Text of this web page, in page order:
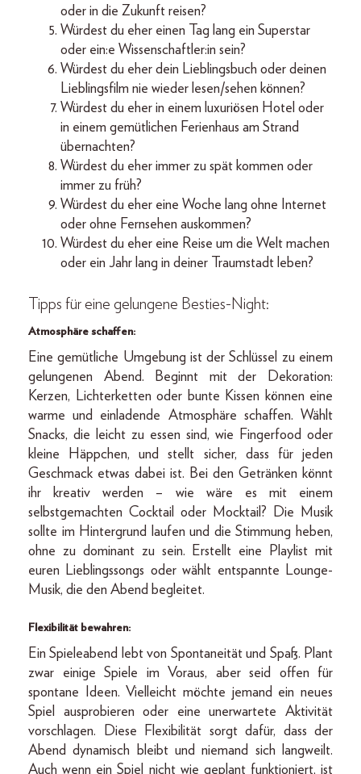
oder in die Zukunft reisen?
Würdest du eher einen Tag lang ein Superstar
oder ein:e Wissenschaftler:in sein?
Würdest du eher dein Lieblingsbuch oder deinen
Lieblingsfilm nie wieder lesen/sehen können?
Würdest du eher in einem luxuriösen Hotel oder
in einem gemütlichen Ferienhaus am Strand
übernachten?
Würdest du eher immer zu spät kommen oder
immer zu früh?
Würdest du eher eine Woche lang ohne Internet
oder ohne Fernsehen auskommen?
Würdest du eher eine Reise um die Welt machen
oder ein Jahr lang in deiner Traumstadt leben?
Tipps für eine gelungene Besties-Night:
Atmosphäre schaffen:
Eine gemütliche Umgebung ist der Schlüssel zu einem
gelungenen Abend. Beginnt mit der Dekoration:
Kerzen, Lichterketten oder bunte Kissen können eine
warme und einladende Atmosphäre schaffen. Wählt
Snacks, die leicht zu essen sind, wie Fingerfood oder
kleine Häppchen, und stellt sicher, dass für jeden
Geschmack etwas dabei ist. Bei den Getränken könnt
ihr kreativ werden – wie wäre es mit einem
selbstgemachten Cocktail oder Mocktail? Die Musik
sollte im Hintergrund laufen und die Stimmung heben,
ohne zu dominant zu sein. Erstellt eine Playlist mit
euren Lieblingssongs oder wählt entspannte Lounge-
Musik, die den Abend begleitet.
Flexibilität bewahren:
Ein Spieleabend lebt von Spontaneität und Spaß. Plant
zwar einige Spiele im Voraus, aber seid offen für
spontane Ideen. Vielleicht möchte jemand ein neues
Spiel ausprobieren oder eine unerwartete Aktivität
vorschlagen. Diese Flexibilität sorgt dafür, dass der
Abend dynamisch bleibt und niemand sich langweilt.
Auch wenn ein Spiel nicht wie geplant funktioniert, ist